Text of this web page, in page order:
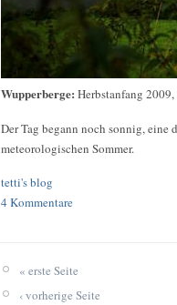
Wupperberge: Herbstanfang
Der Tag begann noch sonnig, eine
meteorologischen Sommer.
tetti's blog
4 Kommentare
« erste Seite
‹ vorherige Seite